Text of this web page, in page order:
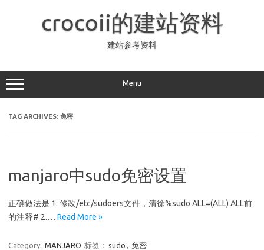
crocoii的建站资料
建站参考资料
Menu
TAG ARCHIVES: 免密
manjaro中sudo免密设置
正确做法是 1. 修改/etc/sudoers文件，清徐%sudo ALL=(ALL) ALL前
的注释# 2.… Read More »
Category: MANJARO 标签： sudo , 免密